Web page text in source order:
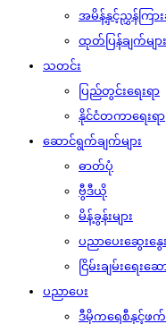
အမိန့်နှင့်ညွှန်ကြား
ထုတ်ပြန်ချက်များ
သတင်း
ပြည်တွင်းရေးရာ
နိုင်ငံတကာရေးရာ
ဆောင်ရွက်ချက်များ
ဓာတ်ပုံ
ဗွီဒီယို
မိန့်ခွန်းများ
ပညာပေးဆွေးနွေး
ငြိမ်းချမ်းရေးဆ
ပညာပေး
ဒီမိုကရေစီနှင့်ဖက်